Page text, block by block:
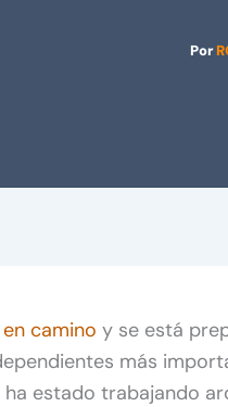
Por
camino y se está
más
ha estado trabajando